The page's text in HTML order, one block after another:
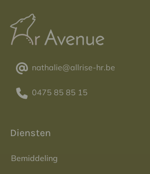
nathalie@allrise-hr.be
0475 85 85 15
Diensten
Bemiddeling